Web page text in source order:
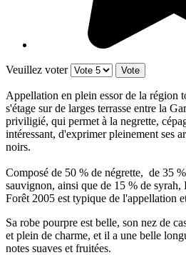
Veuillez voter
Appellation en plein essor de la région
s'étage sur de larges terrasse entre la
priviligié, qui permet à la negrette,
intéressant, d'exprimer pleinement ses
noirs.
Composé de 50 % de négrette, de 35
sauvignon, ainsi que de 15 % de
Forêt 2005 est typique de l'appellation
Sa robe pourpre est belle, son nez de
et plein de charme, et il a une belle
notes suaves et fruitées.